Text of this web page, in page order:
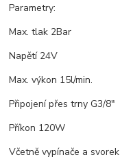
Parametry:
Max. tlak 2Bar
Napětí 24V
Max. výkon 15l/min.
Připojení přes trny G3/8"
Příkon 120W
Včetně vypínače a svorek